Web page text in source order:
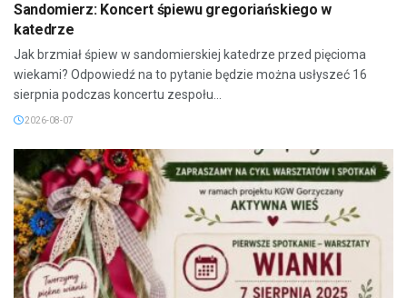
Sandomierz: Koncert śpiewu gregoriańskiego w
katedrze
Jak brzmiał śpiew w sandomierskiej katedrze przed pięcioma
wiekami? Odpowiedź na to pytanie będzie można usłyszeć 16
sierpnia podczas koncertu zespołu...
2026-08-07